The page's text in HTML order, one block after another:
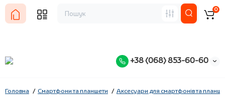
+38 (068) 853-60-60
0
Головна Смартфони та планшети Аксесуари для смартфонів та